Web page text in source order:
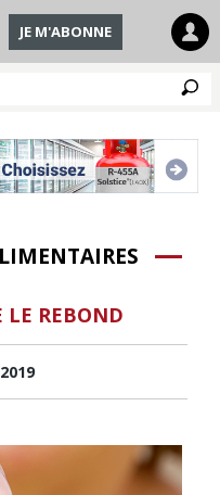
JE M'ABONNE
LE REBOND